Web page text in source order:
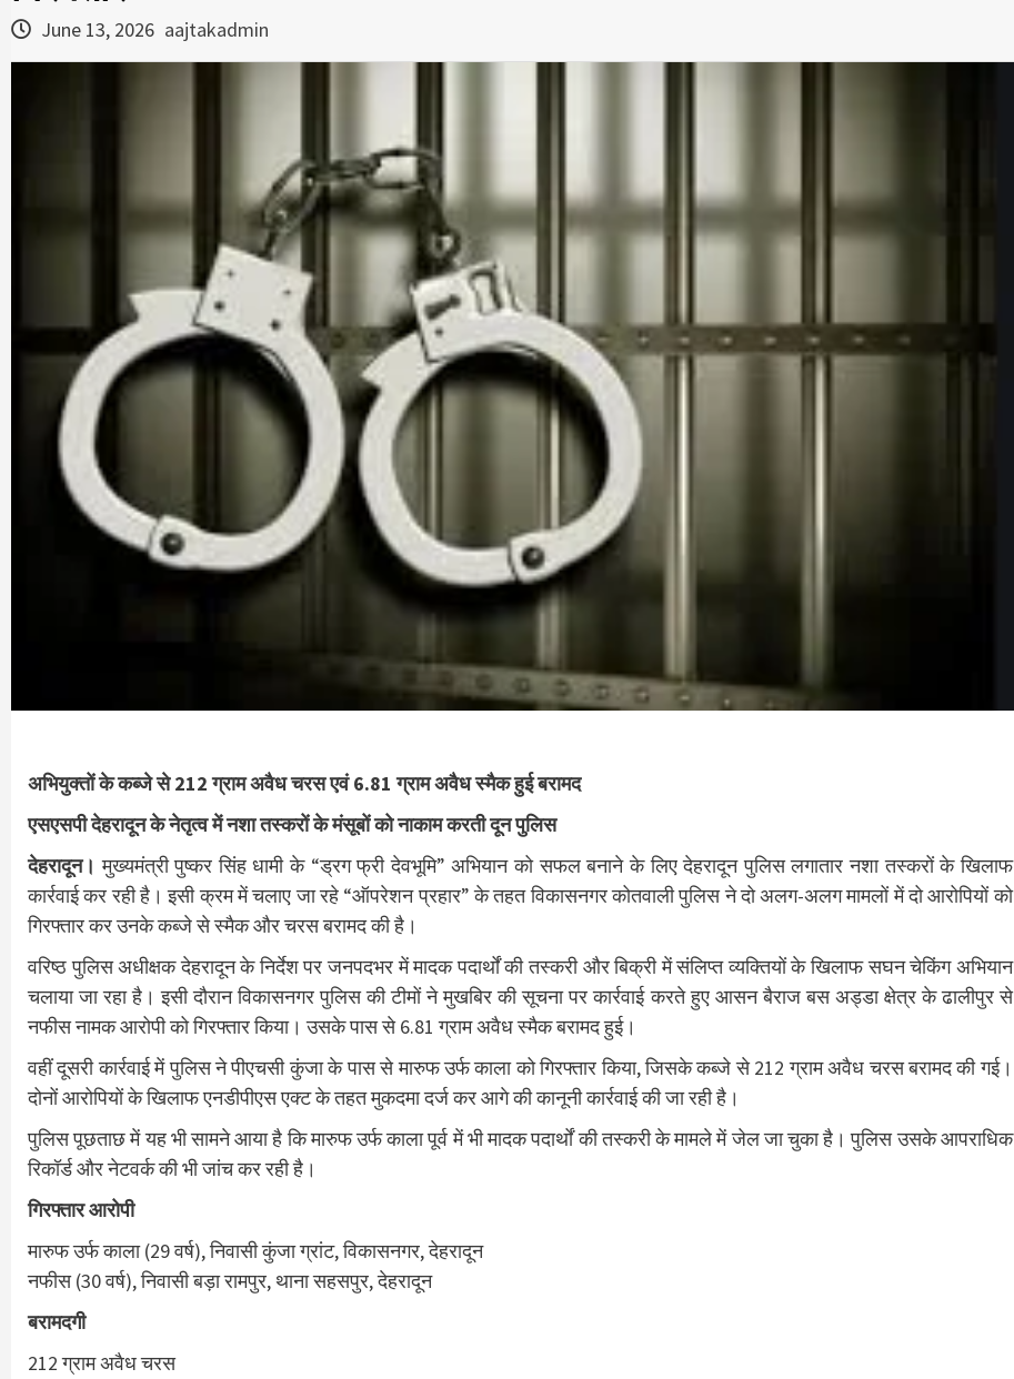
June 13, 2026 aajtakadmin
अभियुक्तों के कब्जे से 212 ग्राम अवैध चरस एवं 6.81 ग्राम अवैध स्मैक हुई बरामद
एसएसपी देहरादून के नेतृत्व में नशा तस्करों के मंसूबों को नाकाम करती दून पुलिस
देहरादून। मुख्यमंत्री पुष्कर सिंह धामी के “ड्रग फ्री देवभूमि” अभियान को सफल बनाने के लिए देहरादून पुलिस लगातार नशा तस्करों के खिलाफ
कार्रवाई कर रही है। इसी क्रम में चलाए जा रहे “ऑपरेशन प्रहार” के तहत विकासनगर कोतवाली पुलिस ने दो अलग-अलग मामलों में दो आरोपियों को
गिरफ्तार कर उनके कब्जे से स्मैक और चरस बरामद की है।
वरिष्ठ पुलिस अधीक्षक देहरादून के निर्देश पर जनपदभर में मादक पदार्थों की तस्करी और बिक्री में संलिप्त व्यक्तियों के खिलाफ सघन चेकिंग अभियान
चलाया जा रहा है। इसी दौरान विकासनगर पुलिस की टीमों ने मुखबिर की सूचना पर कार्रवाई करते हुए आसन बैराज बस अड्डा क्षेत्र के ढालीपुर से
नफीस नामक आरोपी को गिरफ्तार किया। उसके पास से 6.81 ग्राम अवैध स्मैक बरामद हुई।
वहीं दूसरी कार्रवाई में पुलिस ने पीएचसी कुंजा के पास से मारुफ उर्फ काला को गिरफ्तार किया, जिसके कब्जे से 212 ग्राम अवैध चरस बरामद की गई।
दोनों आरोपियों के खिलाफ एनडीपीएस एक्ट के तहत मुकदमा दर्ज कर आगे की कानूनी कार्रवाई की जा रही है।
पुलिस पूछताछ में यह भी सामने आया है कि मारुफ उर्फ काला पूर्व में भी मादक पदार्थों की तस्करी के मामले में जेल जा चुका है। पुलिस उसके आपराधिक
रिकॉर्ड और नेटवर्क की भी जांच कर रही है।
गिरफ्तार आरोपी
मारुफ उर्फ काला (29 वर्ष), निवासी कुंजा ग्रांट, विकासनगर, देहरादून
नफीस (30 वर्ष), निवासी बड़ा रामपुर, थाना सहसपुर, देहरादून
बरामदगी
212 ग्राम अवैध चरस